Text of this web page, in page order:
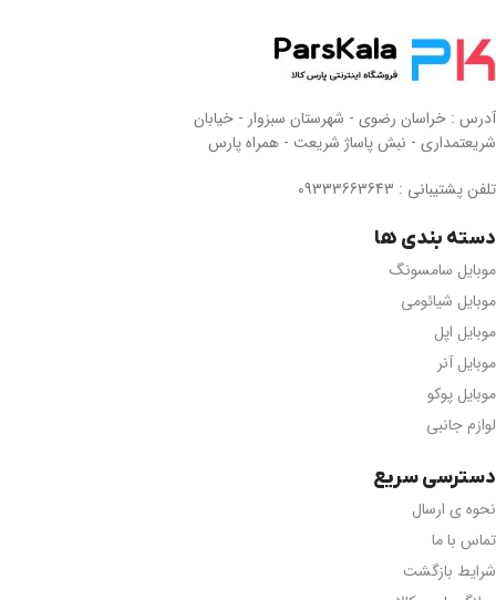
آدرس : خراسان رضوی - شهرستان سبزوار - خیابان
شریعتمداری - نبش پاساژ شریعت - همراه پارس
تلفن پشتیبانی : 09333663643
دسته بندی ها
موبایل سامسونگ
موبایل شیائومی
موبایل اپل
موبایل آنر
موبایل پوکو
لوازم جانبی
دسترسی سریع
نحوه ی ارسال
تماس با ما
شرایط بازگشت